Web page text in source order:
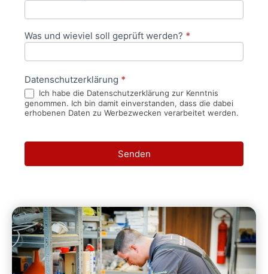
Was und wieviel soll geprüft werden? *
Datenschutzerklärung *
Ich habe die Datenschutzerklärung zur Kenntnis
genommen. Ich bin damit einverstanden, dass die dabei
erhobenen Daten zu Werbezwecken verarbeitet werden.
Senden